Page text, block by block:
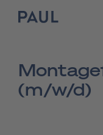
zur Startseite -
(m/w/d)